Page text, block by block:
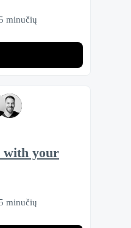
minučių
with your
minučių